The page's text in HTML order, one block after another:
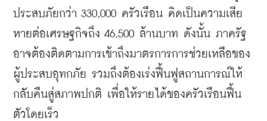
ประสบภัยกว่า 330,000 ครัวเรือน คิดเป็นความเสีย
หายต่อเศรษฐกิจถึง 46,500 ล้านบาท ดังนั้น ภาครัฐ
อาจต้องติดตามการเข้าถึงมาตรการการช่วยเหลือของ
ผู้ประสบอุทกภัย รวมถึงต้องเร่งฟื้นฟูสถานการณ์ให้
กลับคืนสู่สภาพปกติ เพื่อให้รายได้ของครัวเรือนฟื้น
ตัวโดยเร็ว